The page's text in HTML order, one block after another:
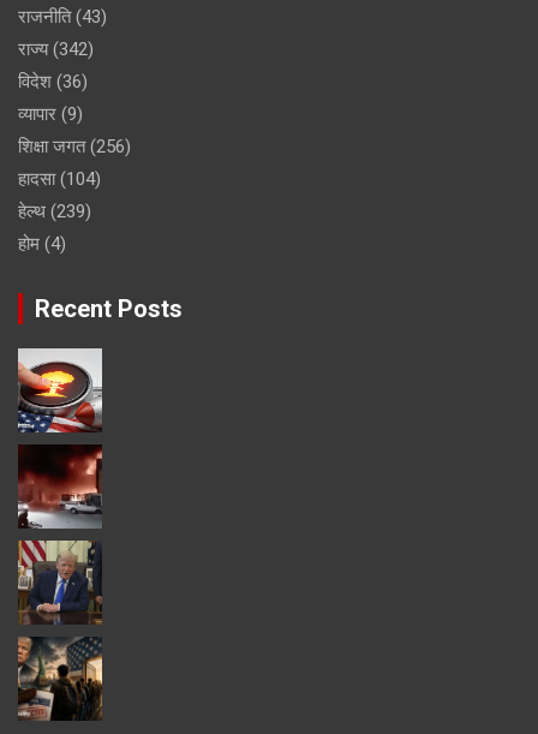
राजनीति(43)
राज्य(342)
विदेश (36)
व्यापार (9)
शिक्षा जगत(256)
हादसा(104)
हेल्थ (239)
होम (4)
Recent Posts